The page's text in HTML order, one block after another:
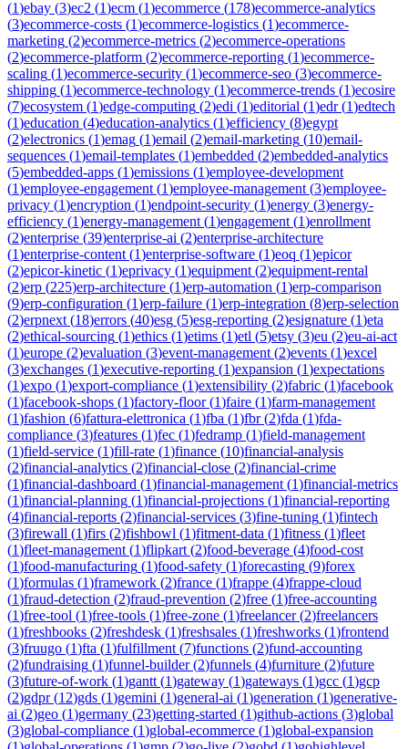
(1)ebay (3)ec2 (1)ecm (1)ecommerce (178)ecommerce-analytics
(3)ecommerce-costs (1)ecommerce-logistics (1)ecommerce-
marketing (2)ecommerce-metrics (2)ecommerce-operations
(2)ecommerce-platform (2)ecommerce-reporting (1)ecommerce-
scaling (1)ecommerce-security (1)ecommerce-seo (3)ecommerce-
shipping (1)ecommerce-technology (1)ecommerce-trends (1)ecosire
(7)ecosystem (1)edge-computing (2)edi (1)editorial (1)edr(1)edtech
(1)education (4)education-analytics (1)efficiency (8)egypt
(2)electronics (1)emag (1)email (2)email-marketing (10)email-
sequences (1)email-templates (1)embedded (2)embedded-analytics
(5)embedded-apps (1)emissions (1)employee-development
(1)employee-engagement (1)employee-management (3)employee-
privacy (1)encryption (1)endpoint-security (1)energy (3)energy-
efficiency (1)energy-management (1)engagement (1)enrollment
(2)enterprise (39)enterprise-ai (2)enterprise-architecture
(1)enterprise-content (1)enterprise-software (1)eoq (1)epicor
(2)epicor-kinetic (1)eprivacy (1)equipment (2)equipment-rental
(2)erp (225)erp-architecture (1)erp-automation (1)erp-comparison
(9)erp-configuration (1)erp-failure (1)erp-integration (8)erp-selection
(2)erpnext (18)errors (40)esg (5)esg-reporting (2)esignature (1)eta
(2)ethical-sourcing (1)ethics (1)etims (1)etl (5)etsy (3)eu (2)eu-ai-act
(1)europe (2)evaluation (3)event-management (2)events (1)excel
(3)exchanges (1)executive-reporting (1)expansion (1)expectations
(1)expo (1)export-compliance (1)extensibility (2)fabric (1)facebook
(1)facebook-shops (1)factory-floor(1)faire (1)farm-management
(1)fashion (6)fattura-elettronica (1)fba (1)fbr(2)fda (1)fda-
compliance (3)features (1)fec (1)fedramp (1)field-management
(1)field-service (1)fill-rate (1)finance (10)financial-analysis
(2)financial-analytics (2)financial-close (2)financial-crime
(1)financial-dashboard (1)financial-management (1)financial-metrics
(1)financial-planning (1)financial-projections (1)financial-reporting
(4)financial-reports (2)financial-services (3)fine-tuning (1)fintech
(3)firewall (1)firs (2)fishbowl (1)fitment-data (1)fitness (1)fleet
(1)fleet-management (1)flipkart (2)food-beverage (4)food-cost
(1)food-manufacturing (1)food-safety (1)forecasting (9)forex
(1)formulas (1)framework (2)france (1)frappe (4)frappe-cloud
(1)fraud-detection (2)fraud-prevention (2)free (1)free-accounting
(1)free-tool (1)free-tools (1)free-zone (1)freelancer(2)freelancers
(1)freshbooks (2)freshdesk (1)freshsales (1)freshworks (1)frontend
(3)fruugo (1)fta (1)fulfillment (7)functions (2)fund-accounting
(2)fundraising (1)funnel-builder(2)funnels (4)furniture (2)future
(3)future-of-work (1)gantt (1)gateway (1)gateways (1)gcc (1)gcp
(2)gdpr(12)gds (1)gemini (1)general-ai (1)generation (1)generative-
ai (2)geo (1)germany (23)getting-started (1)github-actions (3)global
(3)global-compliance (1)global-ecommerce (1)global-expansion